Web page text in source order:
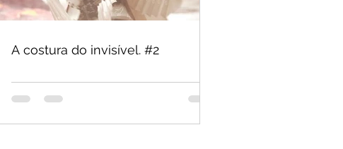
A costura do invisível. #2